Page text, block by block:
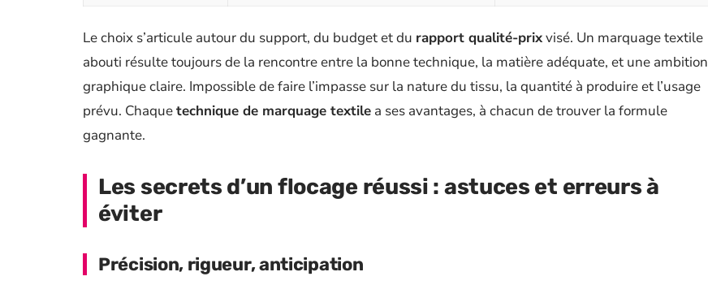
Le choix s’articule autour du support, du budget et du rapport qualité-prixvisé. Un marquage textile
abouti résulte toujours de la rencontre entre la bonne technique, la matière adéquate, et une ambition
graphique claire. Impossible de faire l’impasse sur la nature du tissu, la quantité à produire et l’usage
prévu. Chaquetechnique de marquage textile a ses avantages, à chacun de trouver la formule
gagnante.
Les secrets d’un flocage réussi : astuces et erreurs à
éviter
Précision, rigueur, anticipation